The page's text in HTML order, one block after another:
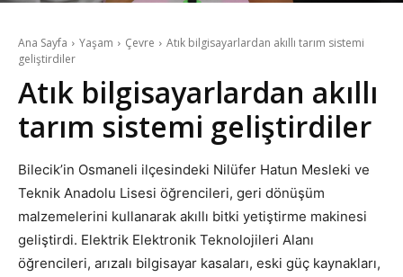
Ana Sayfa Yaşam Çevre
Atık bilgisayarlardan akıllı tarım sistemi
geliştirdiler
Atık bilgisayarlardan akıllı
tarım sistemi geliştirdiler
Bilecik’in Osmaneli ilçesindeki Nilüfer Hatun Mesleki ve
Teknik Anadolu Lisesi öğrencileri, geri dönüşüm
malzemelerini kullanarak akıllı bitki yetiştirme makinesi
geliştirdi. Elektrik Elektronik Teknolojileri Alanı
öğrencileri, arızalı bilgisayar kasaları, eski güç kaynakları,